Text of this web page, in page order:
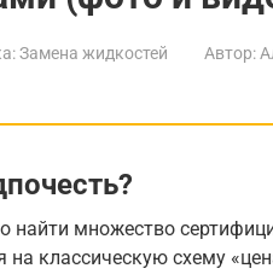
Замена жидкостей Автор:
множество
на классическую схему